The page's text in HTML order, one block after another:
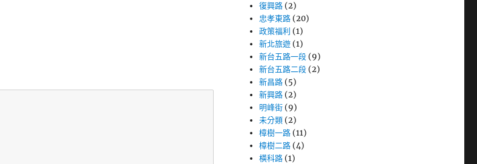
復興路 (2)
忠孝東路 (20)
政策福利 (1)
新北旅遊 (1)
新台五路一段 (9)
新台五路二段 (2)
新昌路 (5)
新興路 (2)
明峰街 (9)
未分類 (2)
樟樹一路 (11)
樟樹二路 (4)
橫科路 (1)